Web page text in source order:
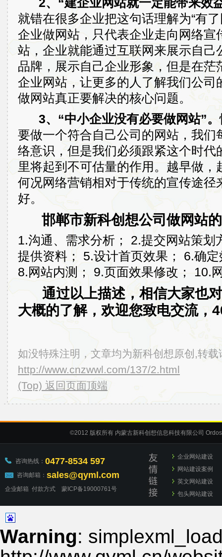
2、“建企业网站就一定能带来效
就错在很多企业把这句话理解为“有
企业做网站，只代表企业走向网络宣
站，企业就能通过互联网来展示自己
品牌，展示自己企业形象，但是在
企业网站，让更多的人了解我们公司
做网站真正要解决的核心问题。
3、“中小企业没有必要做网站”。
要做一个符合自己公司的网站，我们
络意识，但是我们必须跟紧这个时代
里将起到不可估量的作用。越早做
何况网络营销相对于传统的宣传途径
好。
邯郸市新科创想公司做网站
1.沟通、需求分析； 2.提交网站策划
提供资料； 5.设计首页效果； 6.确
8.网站内测； 9.页面效果修改； 10.
通过以上描述，相信大家也
大概的了解，欢迎您致电交流，
如没特殊注明，文章均为新科创想原创,转载
http://www.cnzwwl.com/137/2.html
(Top) 返回页面顶端
©2012 版权所有 内蒙古新科创想信息科技有限公司
咨询热线： 0477-8534 597
咨询邮箱： sales@qyml.com
企业邮箱 付款方式 蒙ICP备19000761号
企业网站建设
网站建设案例
英文网站建设
包头网站建设
Warning: